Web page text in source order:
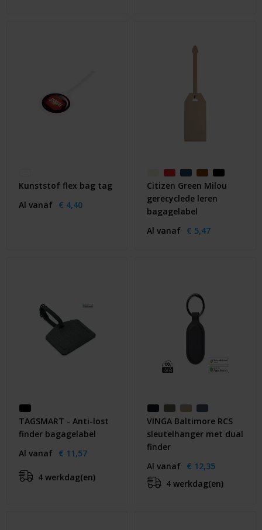
Kunststof flex bag tag
Al vanaf € 4,40
Citizen Green Milou
gerecyclede leren
bagagelabel
Al vanaf € 5,47
TAGSMART - Anti-lost
finder bagagelabel
Al vanaf € 11,57
4 werkdag(en)
VINGA Baltimore RCS
sleutelhanger met dual
finder
Al vanaf € 12,35
4 werkdag(en)